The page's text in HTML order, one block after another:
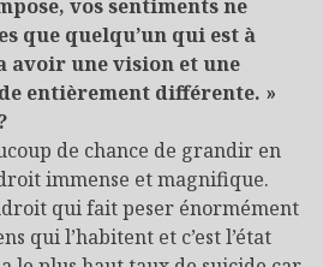
vos sentiments ne
que quelqu’un qui est à
avoir une vision et une
entièrement différente. »
de chance de grandir en
immense et magnifique.
qui fait peser énormément
qui l’habitent et c’est l’état